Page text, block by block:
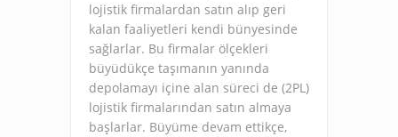
lojistik firmalardan satın alıp geri
kalan faaliyetleri kendi bünyesinde
sağlarlar. Bu firmalar ölçekleri
büyüdükçe taşımanın yanında
depolamayı içine alan süreci de (2PL)
lojistik firmalarından satın almaya
başlarlar. Büyüme devam ettikçe,